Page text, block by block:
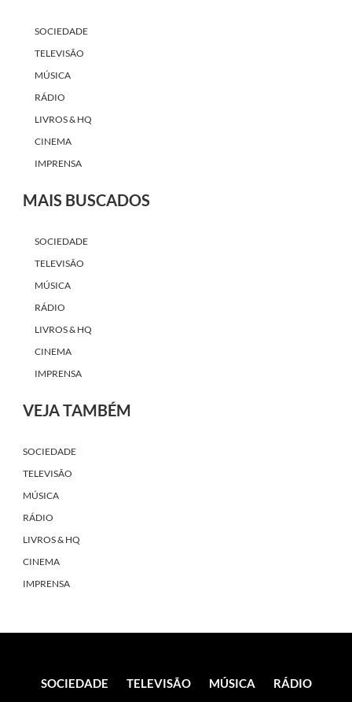
SOCIEDADE
TELEVISÃO
MÚSICA
RÁDIO
LIVROS & HQ
CINEMA
IMPRENSA
MAIS BUSCADOS
SOCIEDADE
TELEVISÃO
MÚSICA
RÁDIO
LIVROS & HQ
CINEMA
IMPRENSA
VEJA TAMBÉM
SOCIEDADE
TELEVISÃO
MÚSICA
RÁDIO
LIVROS & HQ
CINEMA
IMPRENSA
SOCIEDADE TELEVISÃO MÚSICA RÁDIO